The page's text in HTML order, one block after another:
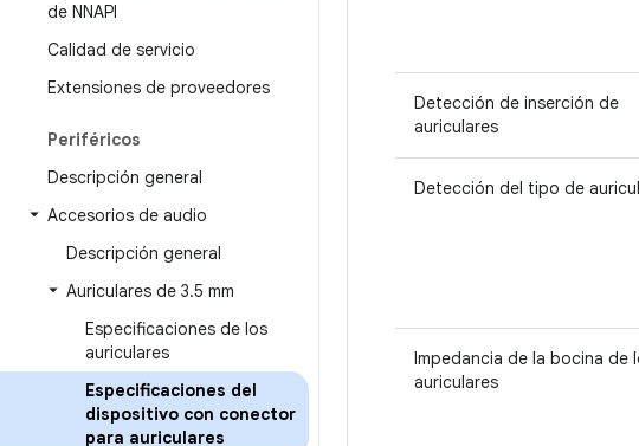
de NNAPI
Calidad de servicio
Extensiones de proveedores
Periféricos
Descripción general
Accesorios de audio
Descripción general
Auriculares de 3.5 mm
Especificaciones de los
auriculares
Especificaciones del
dispositivo con conector
para auriculares
Detección de inserción de
auriculares
Detección del tipo de
Impedancia de la bocina de
auriculares